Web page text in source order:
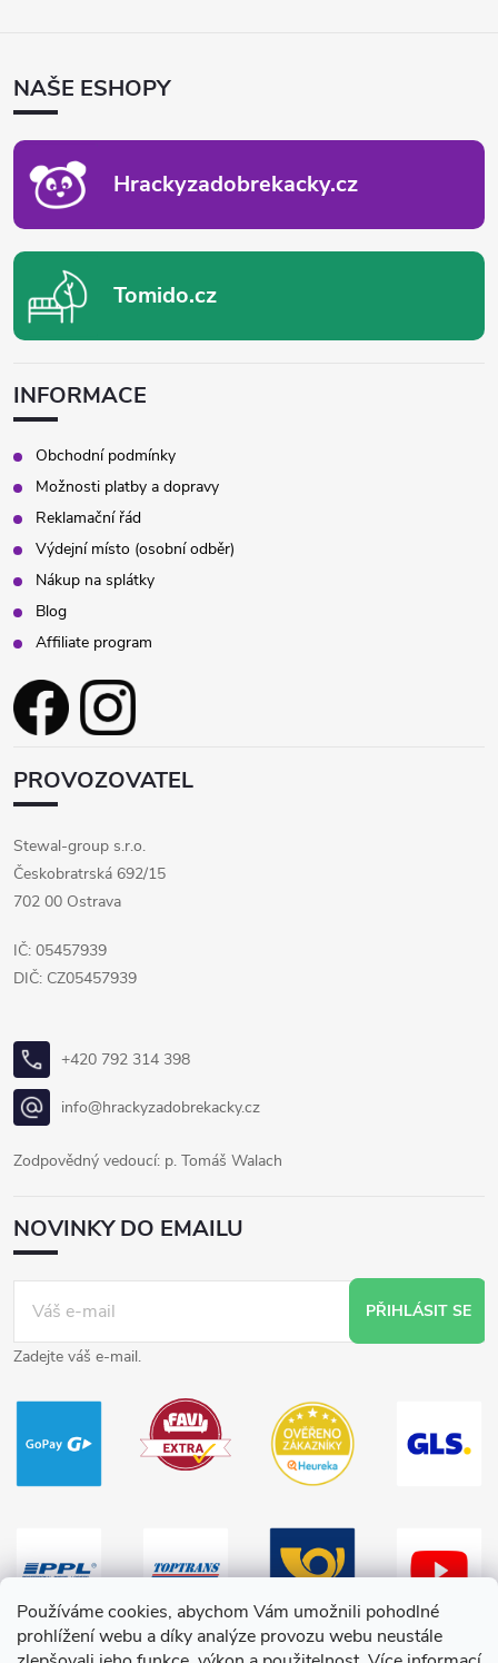
Používáme cookies, abychom Vám umožnili pohodlné
prohlížení webu a díky analýze provozu webu neustále
ANAŠE ESHOPY
Hrackyzadobrekacky.cz
Tomido.cz
INFORMACE
Obchodní podmínky
Možnosti platby a dopravy
Reklamační řád
Výdejní místo (osobní odběr)
Nákup na splátky
Blog
Affiliate program
PROVOZOVATEL
Stewal-group s.r.o.
Českobratrská 692/15
702 00 Ostrava
IČ: 05457939
DIČ: CZ05457939
+420 792 314 398
info@hrackyzadobrekacky.cz
Zodpovědný vedoucí: p. Tomáš Walach
NOVINKY DO EMAILU
PŘIHLÁSIT SE
Zadejte váš e-mail.